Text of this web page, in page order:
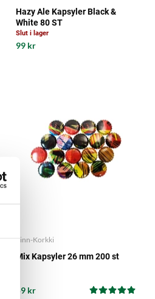
Hazy Ale Kapsyler Black &
White 80 ST
Slut i lager
99 kr
Finn-Korkki
Mix Kapsyler 26 mm 200 st
59 kr